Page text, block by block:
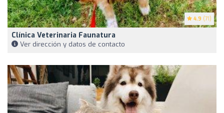
4.9 (71)
Clínica Veterinaria Faunatura
Ver dirección y datos de contacto